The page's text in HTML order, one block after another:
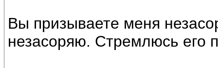
Вы призываете меня
незасоряю. Стремлюсь его